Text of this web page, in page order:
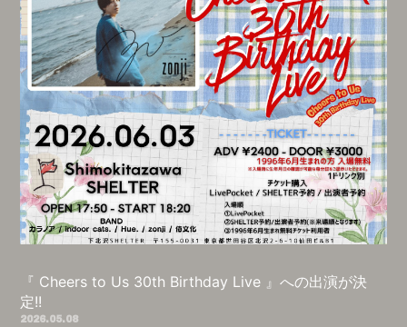
『 Cheers to Us 30th Birthday Live 』への出演が決
定!!
2026.05.08